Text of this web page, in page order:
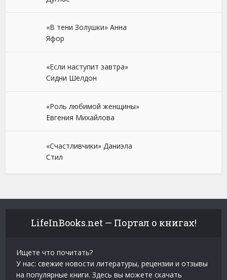
«В тени Золушки» Анна
Яфор
«Если наступит завтра»
Сидни Шелдон
«Роль любимой женщины»
Евгения Михайлова
«Счастливчики» Даниэла
Стил
LifeInBooks.net — Портал о книгах!
Ищете что почитать?
У нас: свежие новости литературы, рецензии и отзывы
на популярные книги. Здесь вы можете скачать